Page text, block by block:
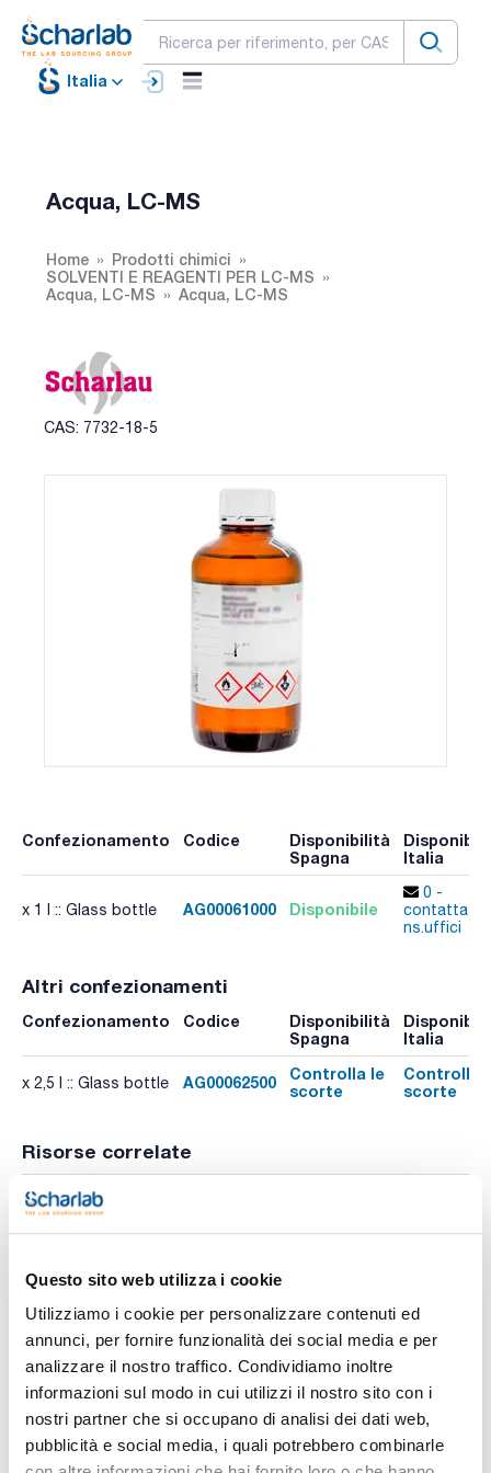
Questo sito web utilizza i cookie
Utilizziamo i cookie per personalizzare contenuti ed
annunci, per fornire funzionalità dei social media e per
analizzare il nostro traffico. Condividiamo inoltre
informazioni sul modo in cui utilizzi il nostro sito con i
nostri partner che si occupano di analisi dei dati web,
pubblicità e social media, i quali potrebbero combinarle
Italia
Acqua, LC-MS
Home
Prodotti chimici
SOLVENTI E REAGENTI PER LC-MS
Acqua, LC-MS
Acqua, LC-MS
CAS: 7732-18-5
Confezionamento Codice
Disponibilità
Spagna
Italia
x 1 l :: Glass bottle AG00061000 Disponibile
0 -
contatta i
ns.uffici
Altri confezionamenti
Confezionamento Codice
Disponibilità
Spagna
Italia
x 2,5 l :: Glass bottle AG00062500
Controlla le
scorte
Controlla
scorte
Risorse correlate
Pubblicazioni
Stampa pagina prodotto
Caratteristiche